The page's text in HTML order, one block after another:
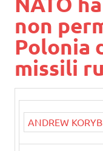
non
Polonia
missili
ANDREW